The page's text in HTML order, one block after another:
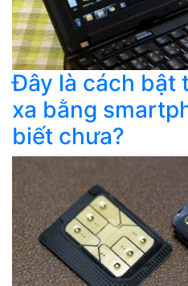
Đây là cách bật
xa bằng
biết chưa?